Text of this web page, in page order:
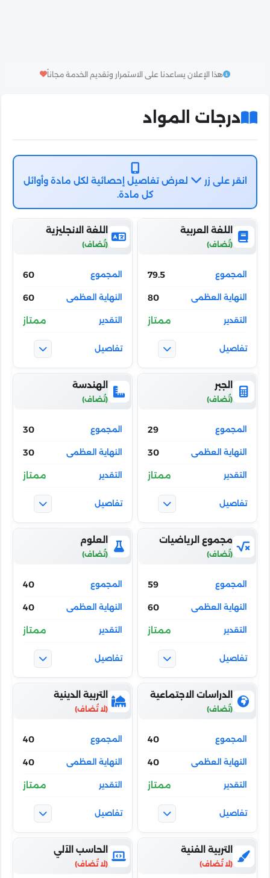
هذا الإعلان يساعدنا على الاستمرار وتقديم الخدمة مجاناً
درجات المواد
انقر على زر
لعرض تفاصيل إحصائية لكل مادة وأوائل
كل مادة.
اللغة العربية
79.5
80
ممتاز
اللغة الانجليزية
60
60
ممتاز
الجبر
29
30
ممتاز
الهندسة
30
30
ممتاز
مجموع الرياضيات
59
60
ممتاز
العلوم
40
40
ممتاز
الدراسات الاجتماعية
40
40
ممتاز
التربية الدينية
40
40
ممتاز
التربية الفنية الحاسب الآلي